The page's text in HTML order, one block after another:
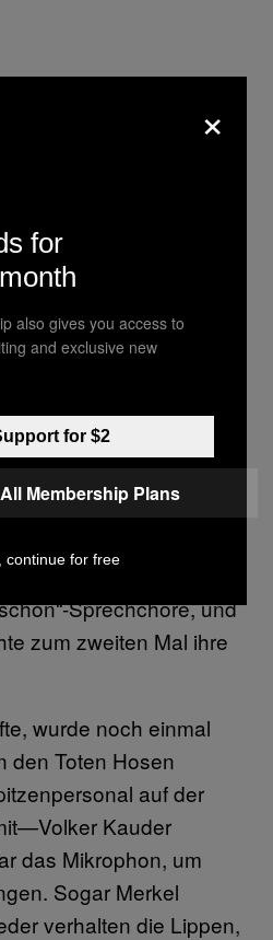
die Wahlhelfer die
von den anderen
gefeiert wurde, bis
Strophe einfach
begannen wieder
Sprechchöre, und
zum zweiten Mal ihre
wurde noch einmal
den Toten Hosen
auf der
Kauder
das Mikrophon, um
Sogar Merkel
verhalten die Lippen,
×
for
also gives you access to
and exclusive new
for $2
Membership Plans
continue for free